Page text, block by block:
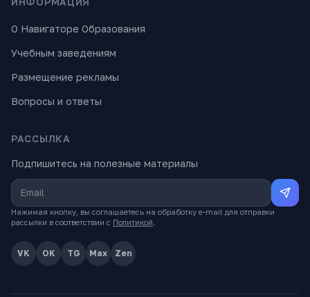
О Навигаторе Образования
Учебным заведениям
Размещение рекламы
Вопросы и ответы
РАССЫЛКА
Подпишитесь на полезные материалы
Нажимая кнопку, вы соглашаетесь на обработку e-mail для отправки
рассылки в соответствии с Политикой.
VK OK TG Max Zen